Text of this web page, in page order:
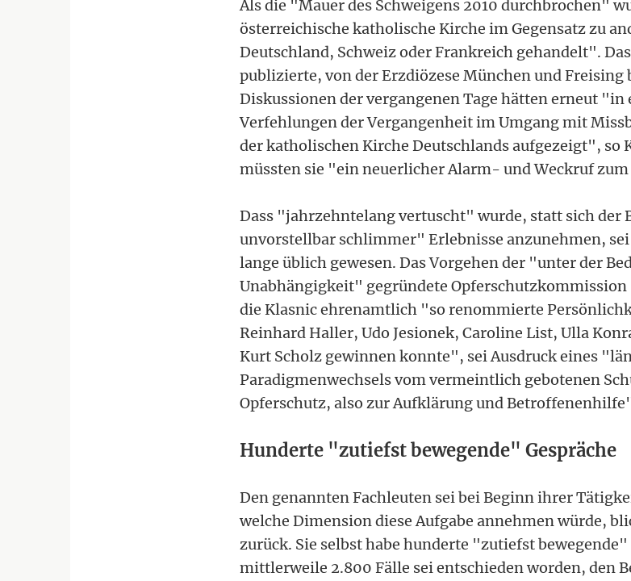
Als die "Mauer des Schweigens 2010 durchbrochen"
österreichische katholische Kirche im Gegensatz zu
Deutschland, Schweiz oder Frankreich gehandelt".
publizierte, von der Erzdiözese München und Freising
Diskussionen der vergangenen Tage hätten erneut "in
Verfehlungen der Vergangenheit im Umgang mit
der katholischen Kirche Deutschlands aufgezeigt", so
müssten sie "ein neuerlicher Alarm- und Weckruf
Dass "jahrzehntelang vertuscht" wurde, statt sich der
unvorstellbar schlimmer" Erlebnisse anzunehmen,
lange üblich gewesen. Das Vorgehen der "unter der
Unabhängigkeit" gegründete
die Klasnic ehrenamtlich "so renommierte
Reinhard Haller, Udo Jesionek, Caroline List, Ulla
Kurt Scholz gewinnen konnte", sei Ausdruck eines
Paradigmenwechsels vom vermeintlich gebotenen
Opferschutz, also zur Aufklärung und
Hunderte "zutiefst bewegende" Gespräche
Den genannten Fachleuten sei bei Beginn ihrer
welche Dimension diese Aufgabe annehmen würde,
zurück. Sie selbst habe hunderte "zutiefst bewegende"
mittlerweile 2.800 Fälle sei entschieden worden, den